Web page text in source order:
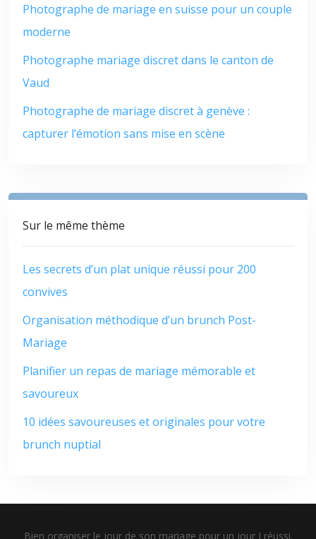
Photographe de mariage en suisse pour un couple
moderne
Photographe mariage discret dans le canton de
Vaud
Photographe de mariage discret à genève :
capturer l’émotion sans mise en scène
Sur le même thème
Les secrets d’un plat unique réussi pour 200
convives
Organisation méthodique d’un brunch Post-
Mariage
Planifier un repas de mariage mémorable et
savoureux
10 idées savoureuses et originales pour votre
brunch nuptial
Bien organiser le jour de son mariage pour un jour J réussi.